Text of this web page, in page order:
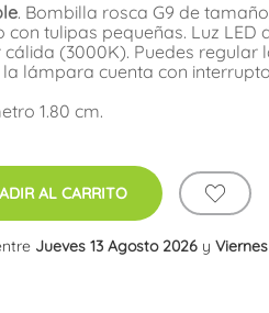
. Bombilla rosca G9 de
tulipas pequeñas. Luz LED
(3000K). Puedes regular
lámpara cuenta con
1.80 cm.
AL CARRITO
Jueves 13 Agosto 2026 y